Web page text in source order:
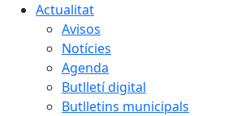
Actualitat
Avisos
Notícies
Agenda
Butlletí digital
Butlletins municipals